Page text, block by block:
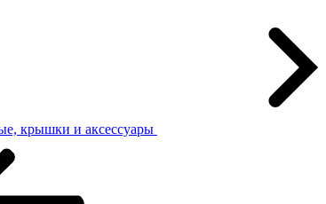
крышки и аксессуары